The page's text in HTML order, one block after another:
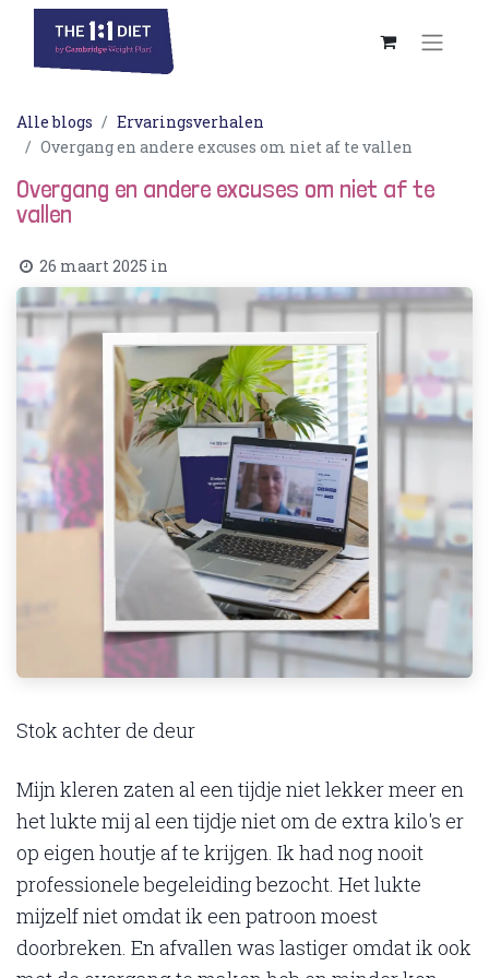
Alle blogs
Ervaringsverhalen
Overgang en andere excuses om niet af te vallen
Overgang en andere excuses om niet af te
vallen
26 maart 2025 in
Stok achter de deur
Mijn kleren zaten al een tijdje niet lekker meer en
het lukte mij al een tijdje niet om de extra kilo's er
op eigen houtje af te krijgen. Ik had nog nooit
professionele begeleiding bezocht. Het lukte
mijzelf niet omdat ik een patroon moest
doorbreken. En afvallen was lastiger omdat ik ook